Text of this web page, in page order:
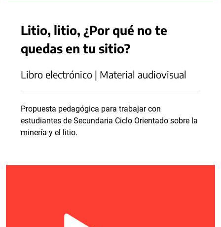
Litio, litio, ¿Por qué no te
quedas en tu sitio?
Libro electrónico | Material audiovisual
Propuesta pedagógica para trabajar con
estudiantes de Secundaria Ciclo Orientado sobre la
minería y el litio.